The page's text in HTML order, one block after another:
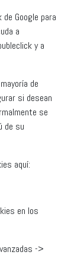
Google para
a
y a
de
si desean
se
de su
aquí:
en los
->